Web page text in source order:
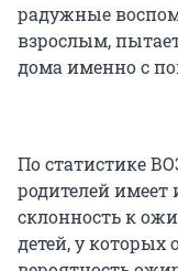
радужные
взрослым,
дома именно с
По статистике
родителей имеет
склонность к
детей, у которых